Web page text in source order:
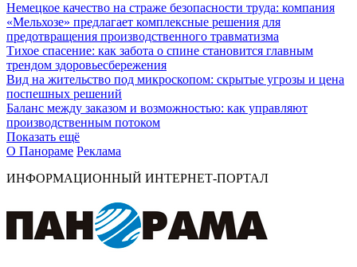
Немецкое качество на страже безопасности труда: компания
«Мельхозе» предлагает комплексные решения для
предотвращения производственного травматизма
Тихое спасение: как забота о спине становится главным
трендом здоровьесбережения
Вид на жительство под микроскопом: скрытые угрозы и цена
поспешных решений
Баланс между заказом и возможностью: как управляют
производственным потоком
Показать ещё
О Панораме Реклама
ИНФОРМАЦИОННЫЙ ИНТЕРНЕТ-ПОРТАЛ